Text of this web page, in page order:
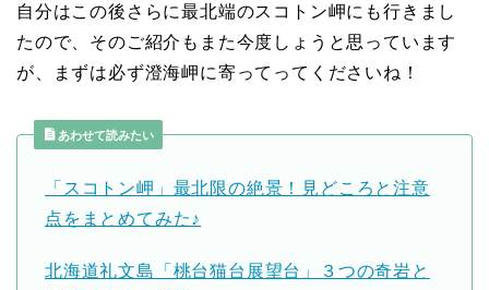
自分はこの後さらに最北端のスコトン岬にも行きまし
たので、そのご紹介もまた今度しょうと思っています
が、まずは必ず澄海岬に寄ってってくださいね！
あわせて読みたい
「スコトン岬」最北限の絶景！見どころと注意
点をまとめてみた♪
北海道礼文島「桃台猫台展望台」３つの奇岩と